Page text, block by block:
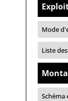
Mode
Liste
Schéma